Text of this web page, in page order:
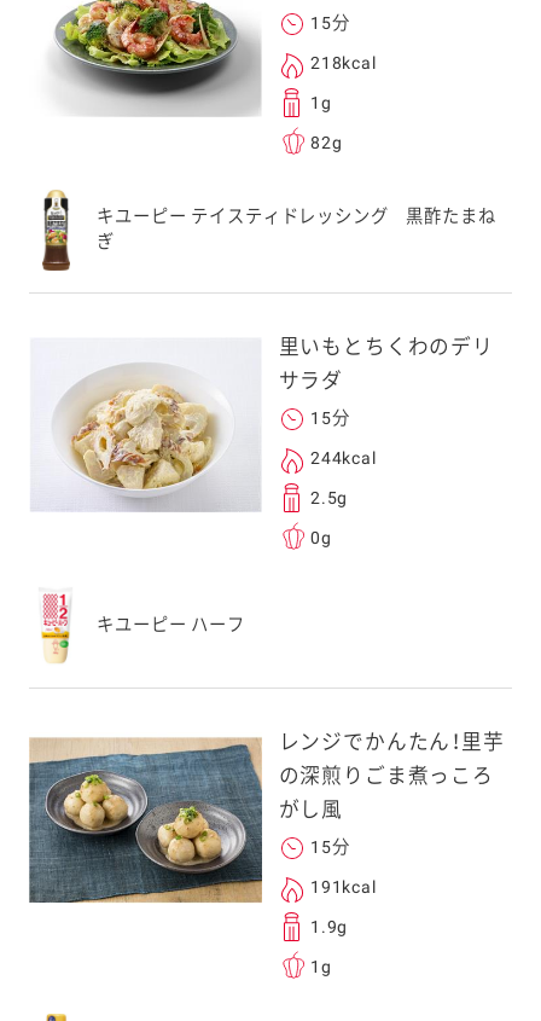
15分
218kcal
1g
82g
キユーピー テイスティドレッシング 黒酢たまね
ぎ
里いもとちくわのデリ
サラダ
15分
244kcal
2.5g
0g
キユーピー ハーフ
レンジでかんたん！里芋
の深煎りごま煮っころ
がし風
15分
191kcal
1.9g
1g